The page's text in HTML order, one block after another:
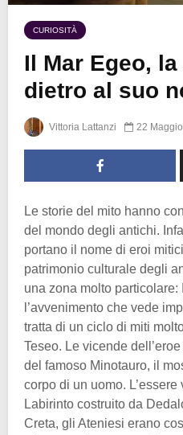
CURIOSITÀ
Il Mar Egeo,
dietro al suo
Vittoria Lattanzi 22
Le storie del mito hanno
del mondo degli antichi.
portano il nome di eroi
patrimonio culturale degli
una zona molto particolare:
l’avvenimento che vede
tratta di un ciclo di miti
Teseo. Le vicende
del famoso Minotauro, il
corpo di un uomo. L’essere
Labirinto costruito da
Creta, gli Ateniesi erano